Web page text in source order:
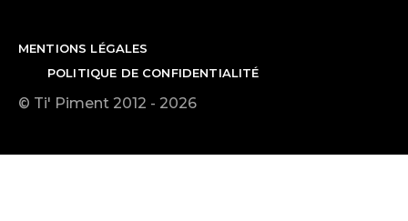
MENTIONS LÉGALES
POLITIQUE DE CONFIDENTIALITÉ
© Ti' Piment 2012 - 2026